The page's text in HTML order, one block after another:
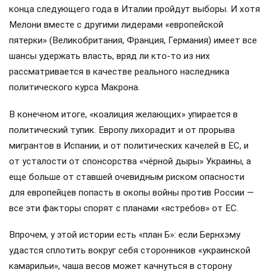
конца следующего года в Италии пройдут выборы. И хотя
Мелони вместе с другими лидерами «европейской
пятерки» (Великобритания, Франция, Германия) имеет все
шансы удержать власть, вряд ли кто-то из них
рассматривается в качестве реального наследника
политического курса Макрона.
В конечном итоге, «коалиция желающих» упирается в
политический тупик. Европу лихорадит и от прорыва
мигрантов в Испании, и от политических качелей в ЕС, и
от усталости от спонсорства «чёрной дыры» Украины, а
еще больше от ставшей очевидным риском опасности
для европейцев попасть в окопы войны против России —
все эти факторы спорят с планами «ястребов» от ЕС.
Впрочем, у этой истории есть «план Б»: если Бернхэму
удастся сплотить вокруг себя сторонников «украинской
камарильи», чаша весов может качнуться в сторону